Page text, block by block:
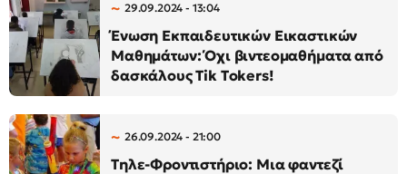
29.09.2024 - 13:04
Ένωση Εκπαιδευτικών Εικαστικών
Μαθημάτων: Όχι βιντεομαθήματα από
δασκάλους Τik Τokers!
26.09.2024 - 21:00
Τηλε-Φροντιστήριο: Μια φαντεζί